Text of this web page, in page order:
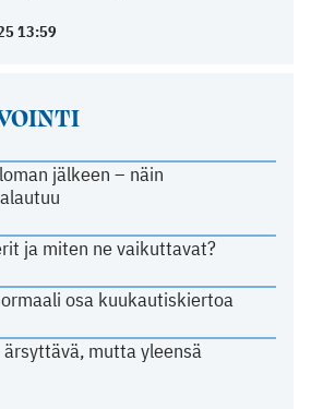
13:59
jälkeen – näin
ja miten ne vaikuttavat?
osa kuukautiskiertoa
mutta yleensä